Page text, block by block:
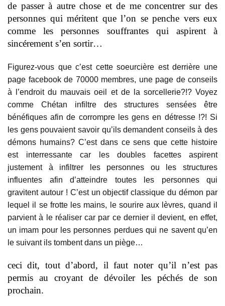
de passer à autre chose et de me concentrer sur des
personnes qui méritent que l’on se penche vers eux
comme les personnes souffrantes qui aspirent à
sincérement s’en sortir…
Figurez-vous que c’est cette soeurcière est derrière une
page facebook de 70000 membres, une page de conseils
à l’endroit du mauvais oeil et de la sorcellerie?!? Voyez
comme Chétan infiltre des structures sensées être
bénéfiques afin de corrompre les gens en détresse !?! Si
les gens pouvaient savoir qu’ils demandent conseils à des
démons humains? C’est dans ce sens que cette histoire
est interressante car les doubles facettes aspirent
justement à infiltrer les personnes ou les structures
influentes afin d’atteindre toutes les personnes qui
gravitent autour ! C’est un objectif classique du démon par
lequel il se frotte les mains, le sourire aux lèvres, quand il
parvient à le réaliser car par ce dernier il devient, en effet,
un imam pour les personnes perdues qui ne savent qu’en
le suivant ils tombent dans un piège…
ceci dit, tout d’abord, il faut noter qu’il n’est pas
permis au croyant de dévoiler les péchés de son
prochain.